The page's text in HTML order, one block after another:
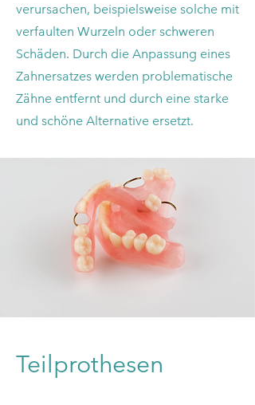
verursachen, beispielsweise solche mit
verfaulten Wurzeln oder schweren
Schäden. Durch die Anpassung eines
Zahnersatzes werden problematische
Zähne entfernt und durch eine starke
und schöne Alternative ersetzt.
Teilprothesen